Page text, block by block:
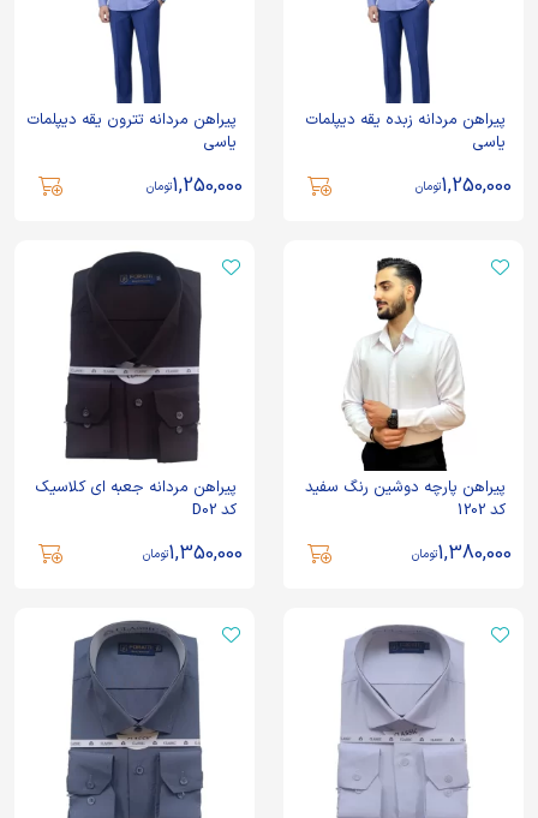
پیراهن مردانه زبده یقه دیپلمات
یاسی
1,250,000تومان
پیراهن مردانه تترون یقه دیپلمات
یاسی
1,250,000تومان
پیراهن پارچه دوشین رنگ سفید
کد 1202
1,380,000تومان
پیراهن مردانه جعبه ای کلاسیک
کد D02
1,350,000تومان